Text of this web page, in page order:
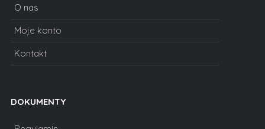
O nas
Moje konto
Kontakt
DOKUMENTY